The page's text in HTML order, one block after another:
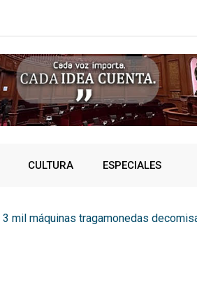
CULTURA ESPECIALES
3 mil máquinas tragamonedas